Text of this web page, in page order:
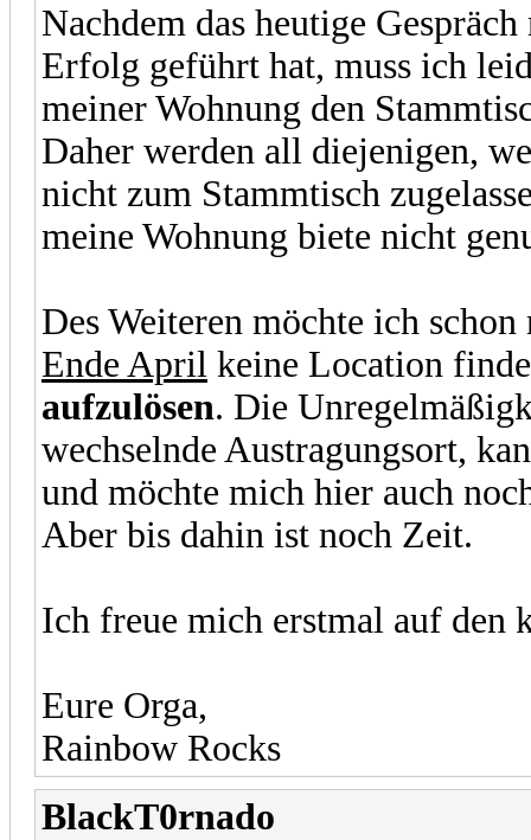
Nachdem das heutige
Erfolg geführt hat, muss ich
meiner Wohnung den
Daher werden all diejenigen,
nicht zum Stammtisch
meine Wohnung biete nicht
Des Weiteren möchte ich
Ende April keine Location
aufzulösen. Die
wechselnde Austragungsort,
und möchte mich hier auch
Aber bis dahin ist noch Zeit.
Ich freue mich erstmal auf den
Eure Orga,
Rainbow Rocks
BlackT0rnado